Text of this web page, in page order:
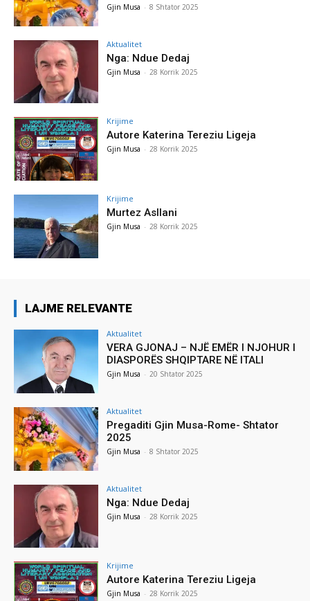
Gjin Musa - 8 Shtator 2025
Aktualitet
Nga: Ndue Dedaj
Gjin Musa - 28 Korrik 2025
Krijime
Autore Katerina Tereziu Ligeja
Gjin Musa - 28 Korrik 2025
Krijime
Murtez Asllani
Gjin Musa - 28 Korrik 2025
LAJME RELEVANTE
Aktualitet
VERA GJONAJ – NJË EMËR I NJOHUR I
DIASPORËS SHQIPTARE NË ITALI
Gjin Musa - 20 Shtator 2025
Aktualitet
Pregaditi Gjin Musa-Rome- Shtator
2025
Gjin Musa - 8 Shtator 2025
Aktualitet
Nga: Ndue Dedaj
Gjin Musa - 28 Korrik 2025
Krijime
Autore Katerina Tereziu Ligeja
Gjin Musa - 28 Korrik 2025